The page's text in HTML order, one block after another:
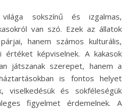
van szó. Ezek az állatok
hanem számos kulturális,
értéket képviselnek. A kakasok
játszanak szerepet, hanem a
is fontos helyet
viselkedésük és sokféleségük
figyelmet érdemelnek. A